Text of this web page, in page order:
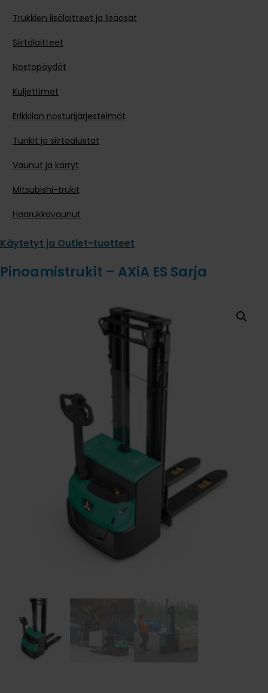
Trukkien lisälaitteet ja lisäosat
Siirtolaitteet
Nostopöydät
Kuljettimet
Erikkilan nosturijärjestelmät
Tunkit ja siirtoalustat
Vaunut ja kärryt
Mitsubishi-trukit
Haarukkavaunut
Käytetyt ja Outlet-tuotteet
Pinoamistrukit – AXiA ES Sarja